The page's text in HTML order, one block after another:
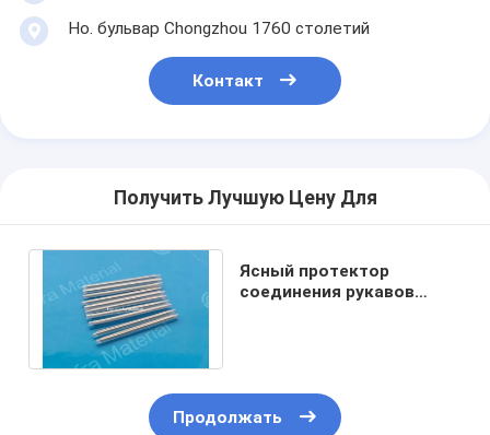
Но. бульвар Chongzhou 1760 столетий
Контакт
Получить Лучшую Цену Для
Ясный протектор
соединения рукавов
Продолжать